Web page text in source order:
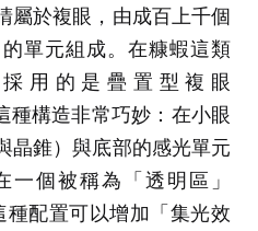
屬於複眼，由成百上千個
單元組成。在糠蝦這類
用的是疊置型複眼
構造非常巧妙：在小眼
晶錐）與底部的感光單元
一個被稱為「透明區」
配置可以增加「集光效